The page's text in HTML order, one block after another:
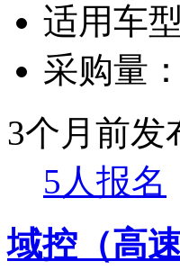
适用车型
采购量：
3个月前发
5人报名
域控（高